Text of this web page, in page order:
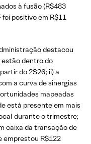
à fusão (R$483
foi positivo em R$11
destacou
estão dentro do
do 2S26; ii) a
a curva de sinergias
mapeadas
está presente em mais
durante o trimestre;
caixa da transação de
emprestou R$122